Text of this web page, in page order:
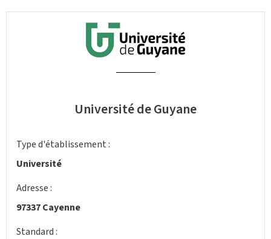
Université de Guyane
Type d'établissement :
Université
Adresse :
97337 Cayenne
Standard :